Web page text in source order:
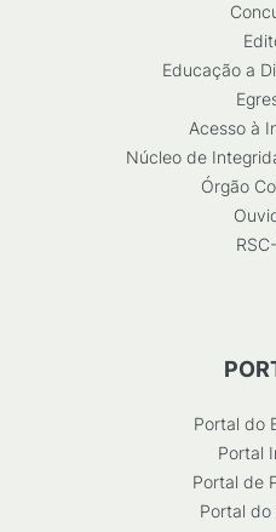
Educação a
Acesso à
Núcleo de
Órgão
Portal do
Portal
Portal de
Portal